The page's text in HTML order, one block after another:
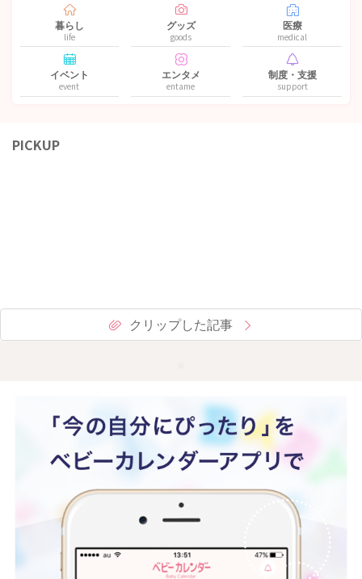
暮らし
life
グッズ
goods
医療
medical
イベント
event
エンタメ
entame
制度・支援
support
PICKUP
クリップした記事